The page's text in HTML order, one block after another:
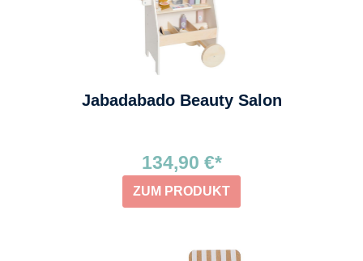
Jabadabado Beauty Salon
134,90 €*
ZUM PRODUKT